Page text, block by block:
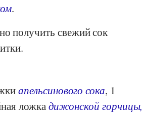
.
получить свежий сок
апельсинового сока, 1
ложкадижонской горчицы,